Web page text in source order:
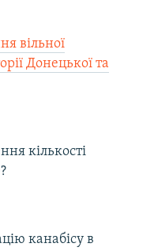
вільної
Донецької та
кількості
канабісу в